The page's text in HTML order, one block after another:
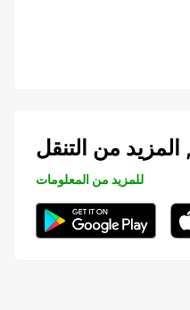
المزيد من التنقل
للمزيد من المعلومات